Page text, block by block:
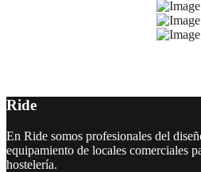
Ride
En Ride somos profesionales del
equipamiento de locales comerciales
hostelería.